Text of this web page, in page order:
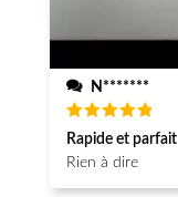
N*******
Note5
sur 5
Rapide et parfait
Rien à dire